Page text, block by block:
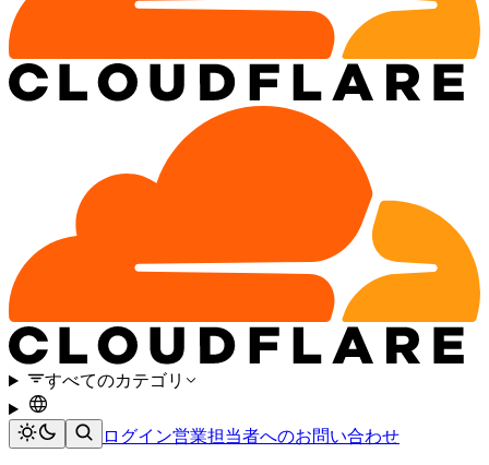
すべてのカテゴリ
ログイン営業担当者へのお問い合わせ